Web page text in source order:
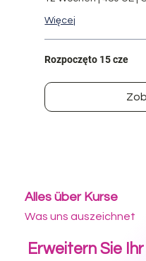
Więcej
Rozpoczęto 15 cze
Was uns auszeichnet
Alles über Kurse
Erweitern Sie